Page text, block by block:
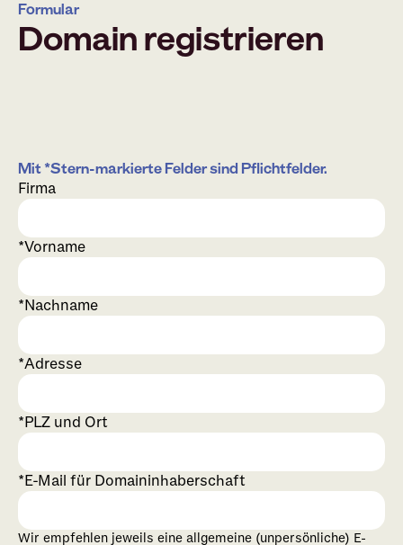
Formular
Domain registrieren
Mit *Stern-markierte Felder sind Pflichtfelder.
Firma
Vorname
Nachname
Adresse
PLZ und Ort
E-Mail für Domaininhaberschaft
Wir empfehlen jeweils eine allgemeine (unpersönliche) E-